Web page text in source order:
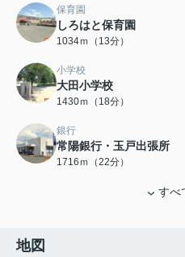
保育園
しろはと保育園
1034ｍ（13分）
小学校
大田小学校
1430ｍ（18分）
銀行
常陽銀行・玉戸出張所
1716ｍ（22分）
すべ
地図